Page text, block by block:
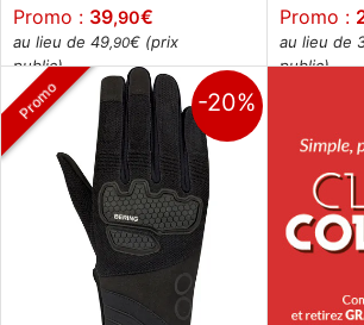
Promo : 39,90€
au lieu de 49,90€ (prix
public)
Promo :
au lieu de
public)
Promo -20%